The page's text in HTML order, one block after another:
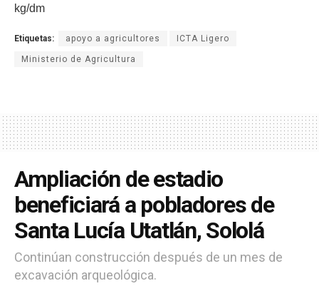
kg/dm
Etiquetas: apoyo a agricultores ICTA Ligero
Ministerio de Agricultura
Ampliación de estadio
beneficiará a pobladores de
Santa Lucía Utatlán, Sololá
Continúan construcción después de un mes de
excavación arqueológica.